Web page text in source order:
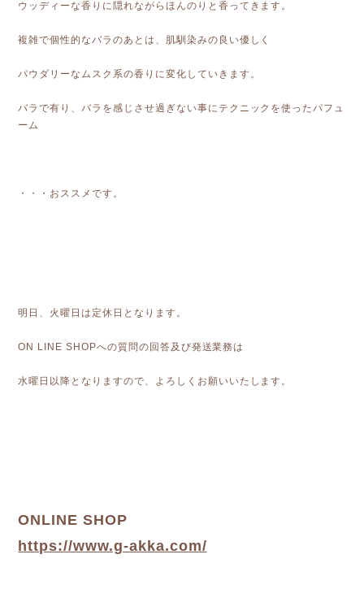
ウッディーな香りに隠れながらほんのりと香ってきます。
複雑で個性的なバラのあとは、肌馴染みの良い優しく
パウダリーなムスク系の香りに変化していきます。
バラで有り、バラを感じさせ過ぎない事にテクニックを使ったパフュ
ーム
・・・おススメです。
明日、火曜日は定休日となります。
ON LINE SHOPへの質問の回答及び発送業務は
水曜日以降となりますので、よろしくお願いいたします。
ONLINE SHOP
https://www.g-akka.com/